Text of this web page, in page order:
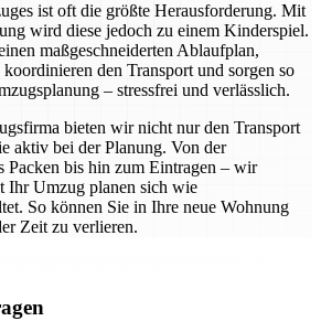
ist oft die größte Herausforderung. Mit
wird diese jedoch zu einem Kinderspiel.
maßgeschneiderten Ablaufplan,
den Transport und sorgen so
– stressfrei und verlässlich.
bieten wir nicht nur den Transport
aktiv bei der Planung. Von der
Packen bis hin zum Eintragen – wir
Ihr Umzug planen sich wie
So können Sie in Ihre neue Wohnung
Zeit zu verlieren.